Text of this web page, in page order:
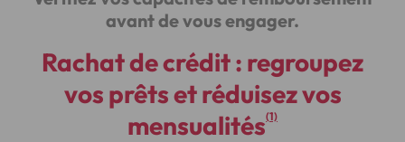
avant de vous engager.
Rachat de crédit : regroupez
vos prêts et réduisez vos
mensualités(1)